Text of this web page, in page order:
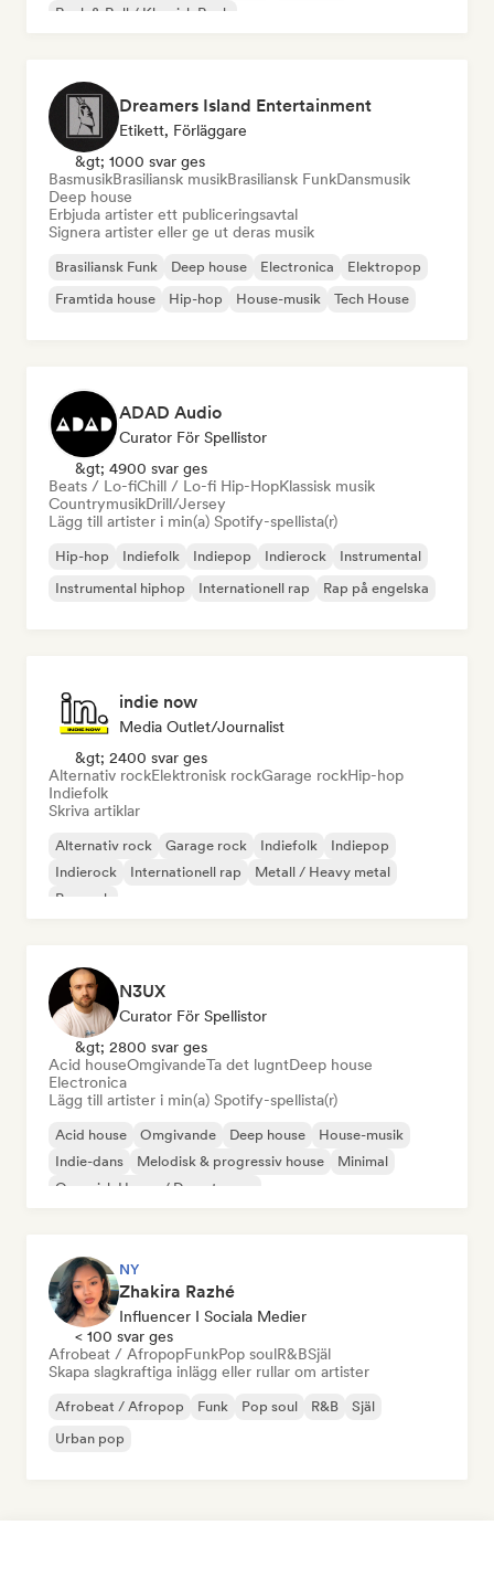
Rock & Roll / Klassisk Rock
Dreamers Island Entertainment
Etikett, Förläggare
&gt; 1000 svar ges
BasmusikBrasiliansk musikBrasiliansk FunkDansmusik
Deep house
Erbjuda artister ett publiceringsavtal
Signera artister eller ge ut deras musik
Brasiliansk Funk Deep house Electronica
Elektropop
Framtida house
Hip-hop House-musik Tech House
ADAD Audio
Curator För Spellistor
&gt; 4900 svar ges
Beats / Lo-fiChill / Lo-fi Hip-HopKlassisk musik
CountrymusikDrill/Jersey
Lägg till artister i min(a) Spotify-spellista(r)
Hip-hop Indiefolk Indiepop Indierock
Instrumental
Instrumental hiphop
Internationell rap Rap på engelska
indie now
Media Outlet/Journalist
&gt; 2400 svar ges
Alternativ rockElektronisk rockGarage rockHip-hop
Indiefolk
Skriva artiklar
Alternativ rock Garage rock Indiefolk
Indiepop
Indierock
Internationell rap
Metall / Heavy metal
Poprock
N3UX
Curator För Spellistor
&gt; 2800 svar ges
Acid houseOmgivandeTa det lugntDeep house
Electronica
Lägg till artister i min(a) Spotify-spellista(r)
Acid house Omgivande Deep house
House-musik
Indie-dans
Melodisk & progressiv house
Minimal
Organisk House / Downtempo
NY
Zhakira Razhé
Influencer I Sociala Medier
< 100 svar ges
Afrobeat / AfropopFunkPop soulR&BSjäl
Skapa slagkraftiga inlägg eller rullar om artister
Afrobeat / Afropop Funk Pop soul R&B
Själ
Urban pop